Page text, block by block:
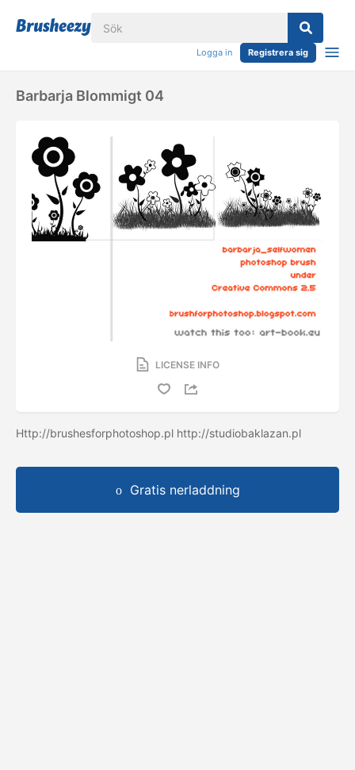
Logga in Registrera sig
Barbarja Blommigt 04
LICENSE INFO
Http://brushesforphotoshop.pl http://studiobaklazan.pl
Gratis nerladdning